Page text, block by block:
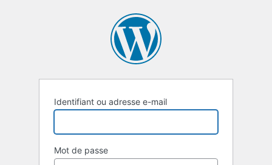
Identifiant ou adresse e-mail
Mot de passe